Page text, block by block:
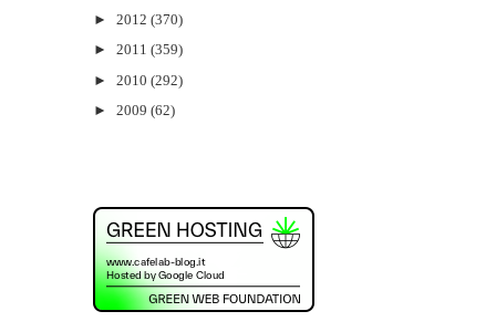
► 2012 (370)
► 2011 (359)
► 2010 (292)
► 2009 (62)